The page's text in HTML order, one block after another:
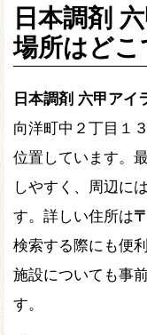
日本調剤
場所はどこ
日本調剤 六甲アイ
向洋町中２丁目１
位置しています。
しやすく、周辺に
す。詳しい住所は
検索する際にも便
施設についても事
す。